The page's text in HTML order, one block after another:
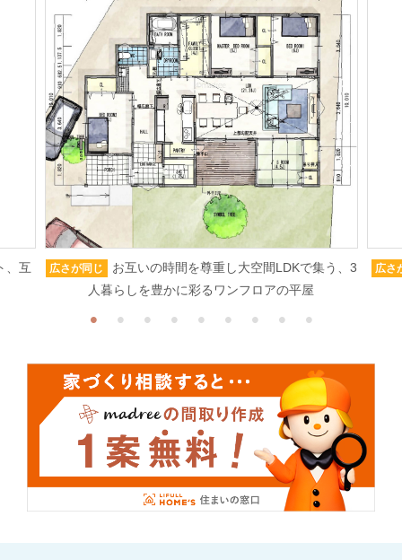
、互 広さが同じ
お互いの時間を尊重し大空間LDKで集う、3
人暮らしを豊かに彩るワンフロアの平屋
広さ